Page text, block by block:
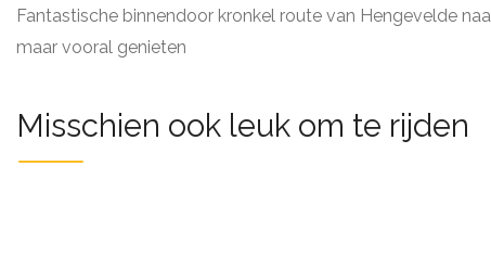
Fantastische binnendoor kronkel route van Hengevelde
maar vooral genieten
Misschien ook leuk om te rijden